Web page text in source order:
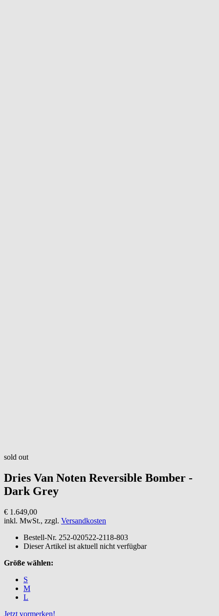
sold out
Dries Van Noten Reversible Bomber -
Dark Grey
€ 1.649,00
inkl. MwSt., zzgl. Versandkosten
Bestell-Nr. 252-020522-2118-803
Dieser Artikel ist aktuell nicht verfügbar
Größe wählen:
S
M
L
Jetzt vormerken!